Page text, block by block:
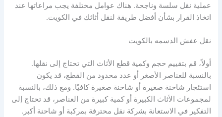
عملية نقل سلسة وناجحة. هناك عوامل مختلفة يجب مراعاتها عند
اتخاذ القرار بشأن أفضل طريقة لنقل أثاثك في الكويت.
نقل عفش الدسمه بالكويت
أولاً، قم بتقييم حجم وكمية قطع الأثاث التي تحتاج إلى نقلها.
بالنسبة للعناصر الأصغر أو عدد محدود من القطع، قد يكون
استئجار شاحنة صغيرة أو شاحنة صغيرة كافيًا. ومع ذلك، بالنسبة
لمجموعات الأثاث الكبيرة أو كمية كبيرة من العناصر، قد تحتاج إلى
التفكير في الاستعانة بشركة نقل محترفة بمركبة أو شاحنة أكبر.